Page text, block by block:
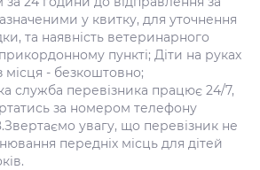
у квитку, для уточнення
та наявність ветеринарного
пункті; Діти на руках
місця - безкоштовно;
служба перевізника працює 24/7,
за номером телефону
увагу, що перевізник не
передніх місць для дітей